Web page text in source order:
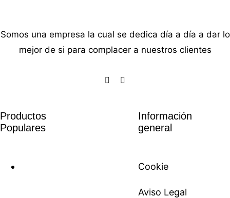
Somos una empresa la cual se dedica día a día a dar lo
mejor de si para complacer a nuestros clientes
Productos
Populares
Información
general
Cookie
Aviso Legal